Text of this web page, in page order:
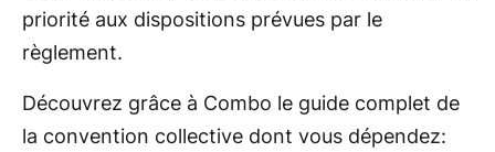
priorité aux dispositions prévues par le
règlement.
Découvrez grâce à Combo le guide complet de
la convention collective dont vous dépendez: